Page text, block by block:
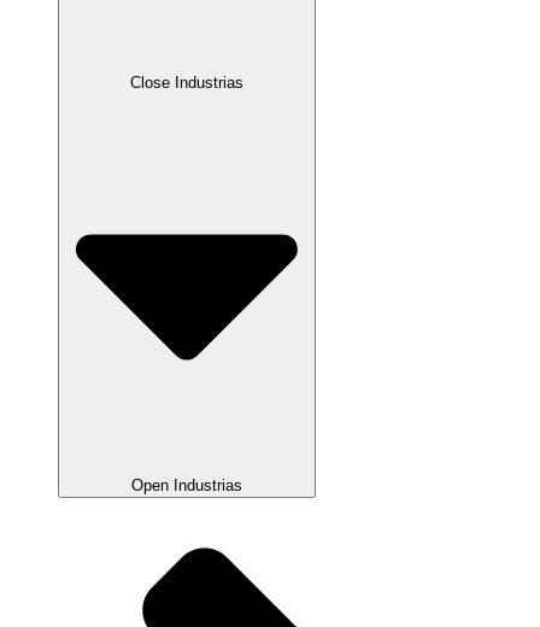
Close Industrias
Open Industrias